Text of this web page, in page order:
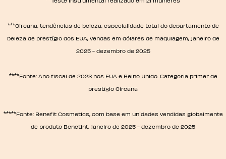
***Circana, tendências de beleza, especialidade total do departamento de
beleza de prestígio dos EUA, vendas em dólares de maquiagem, janeiro de
2025 - dezembro de 2025
****Fonte: Ano fiscal de 2023 nos EUA e Reino Unido. Categoria primer de
prestígio Circana
*****Fonte: Benefit Cosmetics, com base em unidades vendidas globalmente
de produto Benetint, janeiro de 2025 - dezembro de 2025